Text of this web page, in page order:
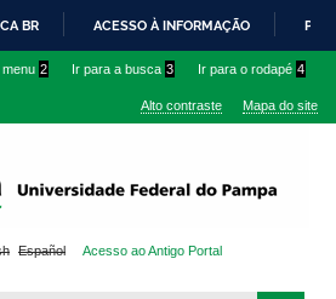
IR
O
BR ACESSO À INFORMAÇÃO
menu 2 Ir para a busca 3 Ir para o rodapé 4
Alto contraste Mapa do site
Español Acesso ao Antigo Portal